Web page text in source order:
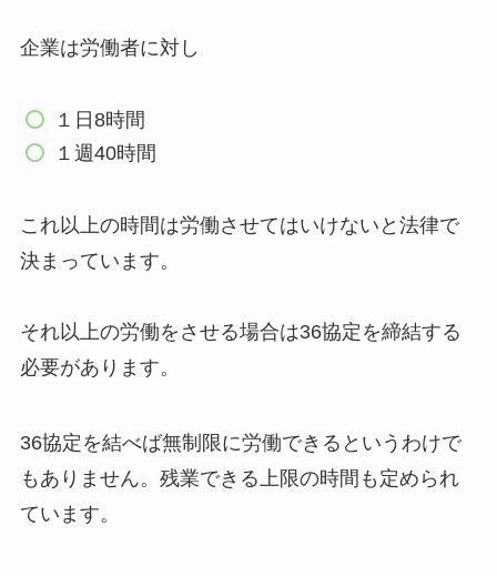
企業は労働者に対し
１日8時間
１週40時間
これ以上の時間は労働させてはいけないと法律で
決まっています。
それ以上の労働をさせる場合は36協定を締結する
必要があります。
36協定を結べば無制限に労働できるというわけで
もありません。残業できる上限の時間も定められ
ています。